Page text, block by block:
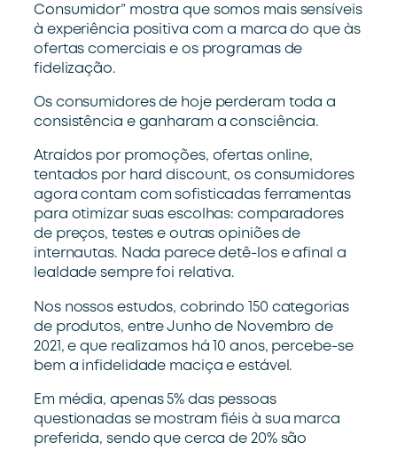
Consumidor” mostra que somos mais sensíveis
à experiência positiva com a marca do que às
ofertas comerciais e os programas de
fidelização.
Os consumidores de hoje perderam toda a
consistência e ganharam a consciência.
Atraídos por promoções, ofertas online,
tentados por hard discount, os consumidores
agora contam com sofisticadas ferramentas
para otimizar suas escolhas: comparadores
de preços, testes e outras opiniões de
internautas. Nada parece detê-los e afinal a
lealdade sempre foi relativa.
Nos nossos estudos, cobrindo 150 categorias
de produtos, entre Junho de Novembro de
2021, e que realizamos há 10 anos, percebe-se
bem a infidelidade maciça e estável.
Em média, apenas 5% das pessoas
questionadas se mostram fiéis à sua marca
preferida, sendo que cerca de 20% são